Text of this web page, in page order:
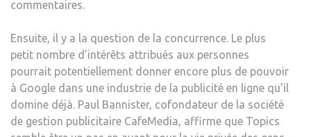
commentaires.
Ensuite, il y a la question de la concurrence. Le plus
petit nombre d’intérêts attribués aux personnes
pourrait potentiellement donner encore plus de pouvoir
à Google dans une industrie de la publicité en ligne qu’il
domine déjà. Paul Bannister, cofondateur de la société
de gestion publicitaire CafeMedia, affirme que Topics